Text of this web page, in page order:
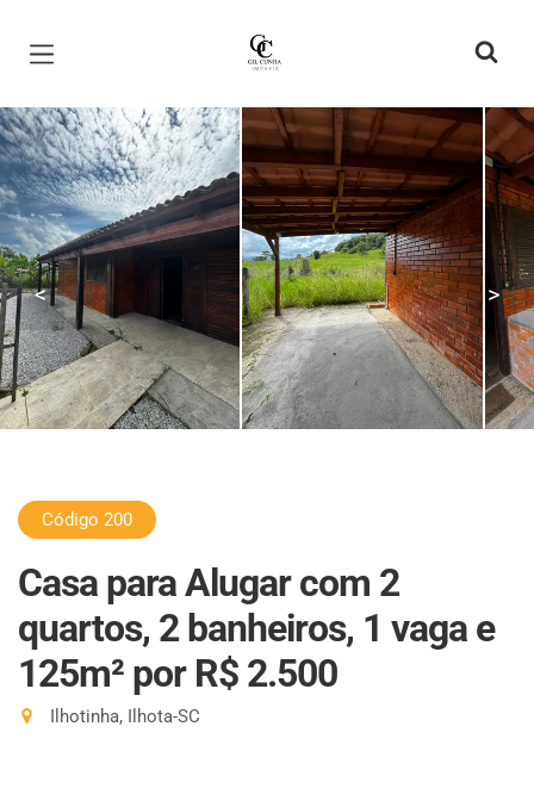
Página inicial
< >
Código 200
Casa para Alugar com 2
quartos, 2 banheiros, 1 vaga e
125m² por R$ 2.500
Ilhotinha, Ilhota-SC